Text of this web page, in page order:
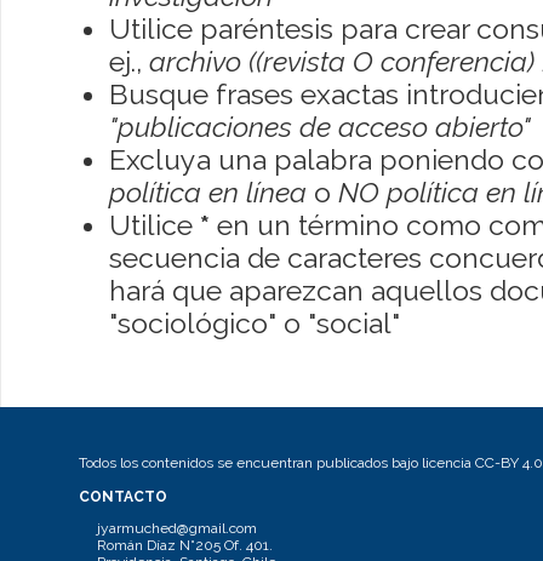
Utilice paréntesis para crear
ej., archivo ((revista O conferencia)
Busque frases exactas
"publicaciones de acceso abierto"
Excluya una palabra poniendo
política en línea o NO política en
Utilice * en un término como
secuencia de caracteres
hará que aparezcan aquellos
"sociológico" o "social"
Todos los contenidos se encuentran publicados bajo licencia CC-BY 4.0
CONTACTO
jyarmuched@gmail.com
Román Díaz N°205 Of. 401.